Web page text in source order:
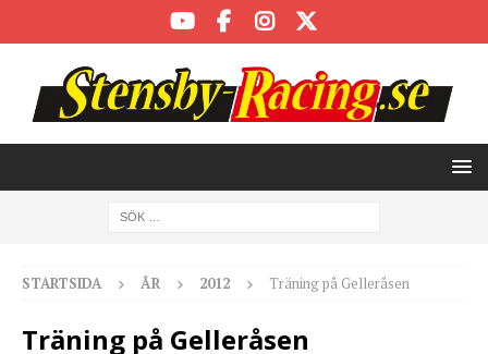
STARTSIDA ÅR 2012 Träning på Gelleråsen
Träning på Gelleråsen